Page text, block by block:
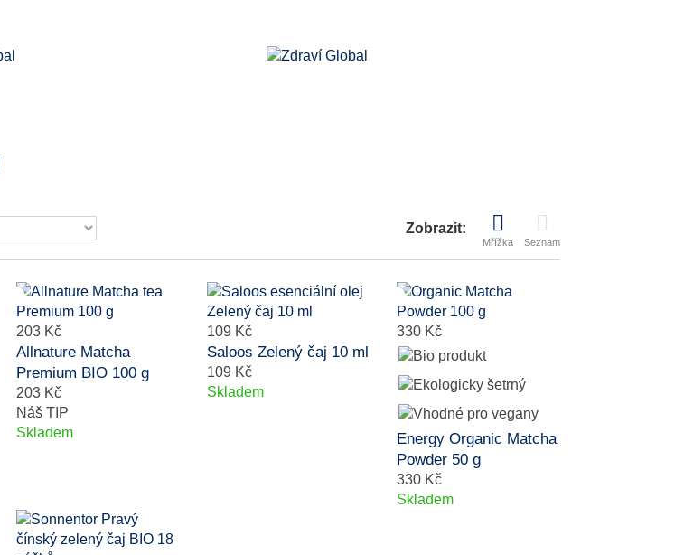
Zobrazit:
Mřížka Seznam
203 Kč
Allnature Matcha
Premium BIO 100 g
203 Kč
Náš TIP
Skladem
109 Kč
Saloos Zelený čaj 10 ml
109 Kč
Skladem
330 Kč
Energy Organic Matcha
Powder 50 g
330 Kč
Skladem